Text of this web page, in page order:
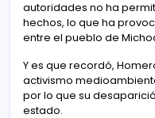
autoridades no ha
hechos, lo que ha
entre el pueblo de
Y es que recordó,
activismo
por lo que su
estado.